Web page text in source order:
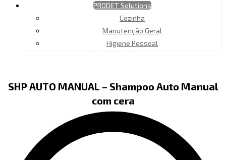
PRODET Solutions
Cozinha
Manutenção Geral
Higiene Pessoal
SHP AUTO MANUAL – Shampoo Auto Manual
com cera